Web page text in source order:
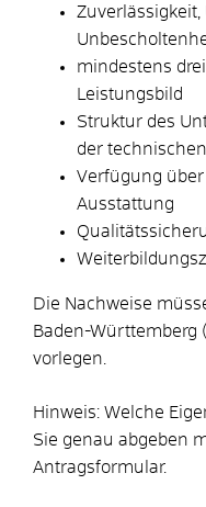
mindestens
Leistungsbild
Struktur des
der
Verfügung
Ausstattung
Die Nachweise
Baden-Württemberg
vorlegen.
Hinweis: Welche
Sie genau abgeben
Antragsformular.